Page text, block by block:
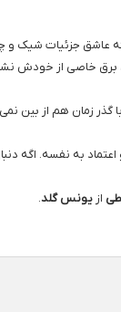
که عاشق جزئیات شیک
برق خاصی از خودش
و درخششش حتی با
و اعتماد به
از یونس گلد.